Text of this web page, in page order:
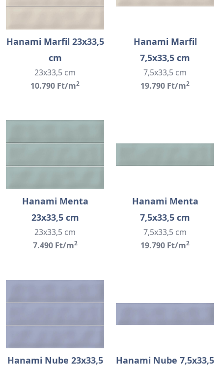
Hanami Marfil 23x33,5
cm
23x33,5 cm
10.790 Ft/m2
Hanami Marfil
7,5x33,5 cm
7,5x33,5 cm
19.790 Ft/m2
Hanami Menta
23x33,5 cm
23x33,5 cm
7.490 Ft/m2
Hanami Menta
7,5x33,5 cm
7,5x33,5 cm
19.790 Ft/m2
Hanami Nube 23x33,5
Hanami Nube 7,5x33,5